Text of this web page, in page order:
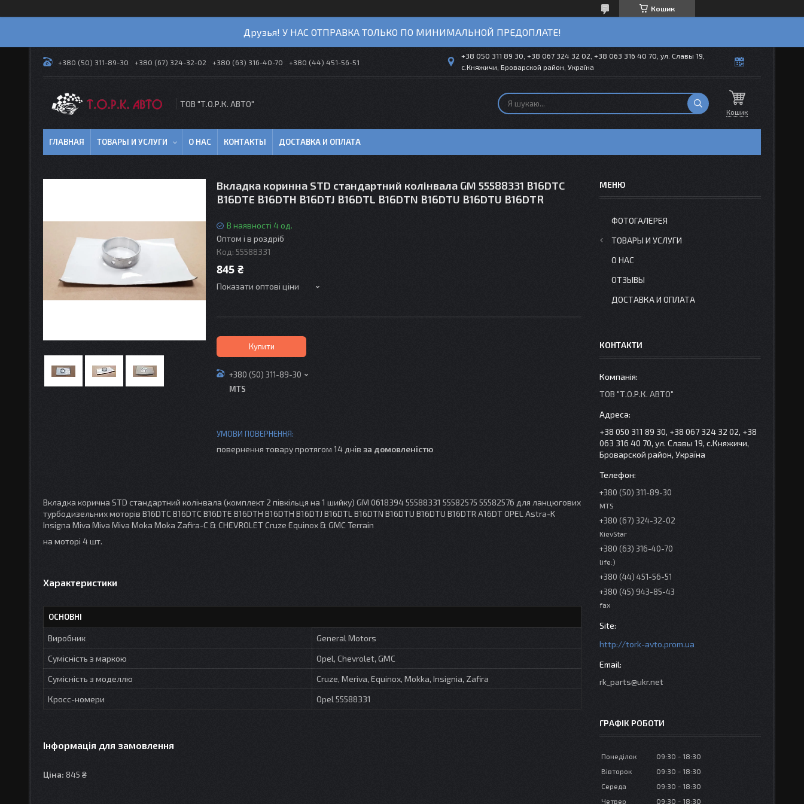
Кошик
Друзья! У НАС ОТПРАВКА ТОЛЬКО ПО МИНИМАЛЬНОЙ ПРЕДОПЛАТЕ!
+380 (50) 311-89-30 +380 (67) 324-32-02 +380 (63) 316-40-70 +380 (44) 451-56-51
+38 050 311 89 30, +38 067 324 32 02, +38 063 316 40 70, ул. Славы 19,
с.Княжичи, Броварской район, Україна
ТОВ "Т.О.Р.К. АВТО"
Кошик
ГЛАВНАЯ ТОВАРЫ И УСЛУГИ О НАС КОНТАКТЫ ДОСТАВКА И ОПЛАТА
Вкладка коринна STD стандартний колінвала GM 55588331 B16DTC
B16DTE B16DTH B16DTJ B16DTL B16DTN B16DTU B16DTU B16DTR
В наявності 4 од.
Оптом і в роздріб
Код: 55588331
845 ₴
Показати оптові ціни
Купити
+380 (50) 311-89-30
MTS
повернення товару протягом 14 днів за домовленістю
Вкладка корична STD стандартний колінвала (комплект 2 півкільця на 1 шийку) GM 0618394 55588331 55582575 55582576 для ланцюгових
турбодизельних моторів B16DTC B16DTC B16DTE B16DTH B16DTH B16DTJ B16DTL B16DTN B16DTU B16DTU B16DTR A16DT OPEL Astra-K
Insigna Miva Miva Miva Moka Moka Zafira-C & CHEVROLET Cruze Equinox & GMC Terrain
на моторі 4 шт.
Характеристики
ОСНОВНІ
Виробник
General Motors
Сумісність з маркою
Opel, Chevrolet, GMC
Сумісність з моделлю
Cruze, Meriva, Equinox, Mokka, Insignia, Zafira
Кросс-номери
Opel 55588331
Інформація для замовлення
Ціна: 845 ₴
ФОТОГАЛЕРЕЯ
ТОВАРЫ И УСЛУГИ
О НАС
ОТЗЫВЫ
ДОСТАВКА И ОПЛАТА
КОНТАКТИ
ТОВ "Т.О.Р.К. АВТО"
+38 050 311 89 30, +38 067 324 32 02, +38
063 316 40 70, ул. Славы 19, с.Княжичи,
Броварской район, Україна
+380 (50) 311-89-30
MTS
+380 (67) 324-32-02
KievStar
+380 (63) 316-40-70
life:)
+380 (44) 451-56-51
+380 (45) 943-85-43
fax
http://tork-avto.prom.ua
rk_parts@ukr.net
ГРАФІК РОБОТИ
Понеділок 09:30
18:30
Вівторок
09:30
18:30
Середа
09:30
18:30
Четвер
09:30 18:30